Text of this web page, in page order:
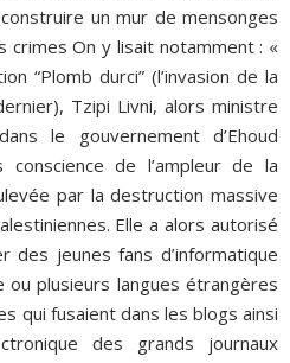
un mur de mensonges
On y lisait notamment : «
“Plomb durci” (l’invasion de la
Tzipi Livni, alors ministre
le gouvernement d’Ehoud
de l’ampleur de la
par la destruction massive
Elle a alors autorisé
jeunes fans d’informatique
plusieurs langues étrangères
qui fusaient dans les blogs ainsi
des grands journaux